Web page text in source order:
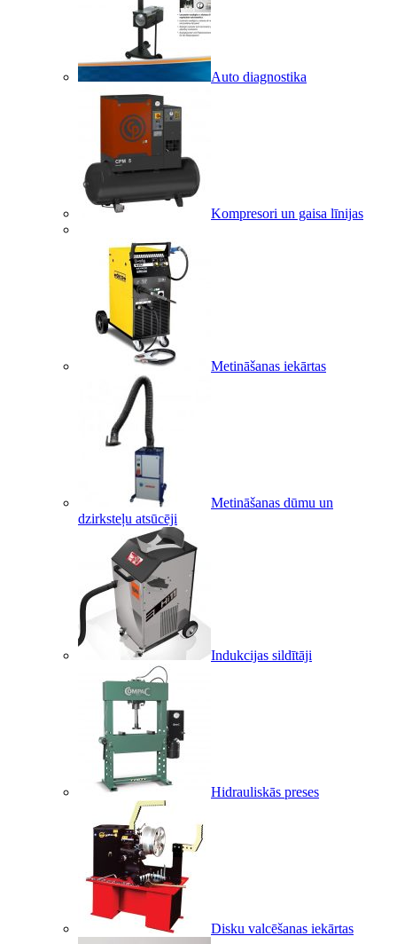
Auto diagnostika
Kompresori un gaisa līnijas
Metināšanas iekārtas
Metināšanas dūmu un
dzirksteļu atsūcēji
Indukcijas sildītāji
Hidrauliskās preses
Disku valcēšanas iekārtas